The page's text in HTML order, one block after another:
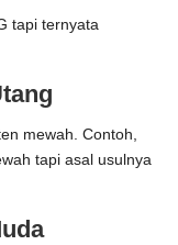
tapi ternyata
mewah. Contoh,
tapi asal usulnya